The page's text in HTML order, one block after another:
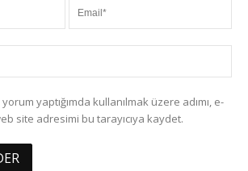
yaptığımda kullanılmak üzere adımı, e-
site adresimi bu tarayıcıya kaydet.